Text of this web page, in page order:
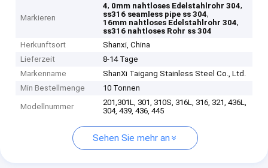
Markieren
4, 0mm nahtloses Edelstahlrohr 304,
ss316 seamless pipe ss 304,
16mm nahtloses Edelstahlrohr 304,
ss316 nahtloses Rohr ss 304
Herkunftsort
Shanxi, China
Lieferzeit
8-14 Tage
Markenname
ShanXi Taigang Stainless Steel Co., Ltd.
Min Bestellmenge
10 Tonnen
Modellnummer
201,301L, 301, 310S, 316L, 316, 321, 436L,
304, 439, 436, 445
Sehen Sie mehr an